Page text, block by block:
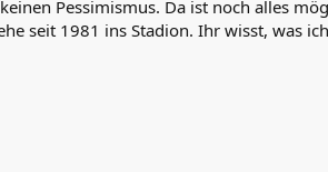
Pessimismus. Da ist noch alles
seit 1981 ins Stadion. Ihr wisst, was